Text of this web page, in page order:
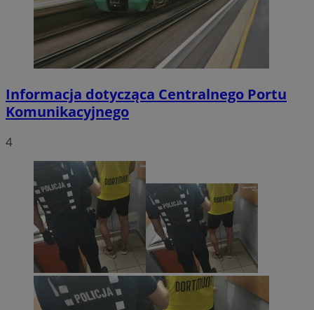
Informacja dotycząca Centralnego Portu
Komunikacyjnego
4